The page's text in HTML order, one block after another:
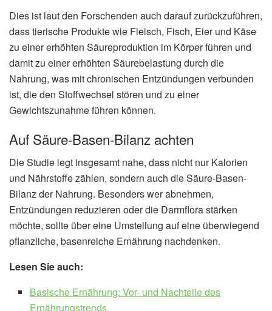
Dies ist laut den Forschenden auch darauf zurückzuführen,
dass tierische Produkte wie Fleisch, Fisch, Eier und Käse
zu einer erhöhten Säureproduktion im Körper führen und
damit zu einer erhöhten Säurebelastung durch die
Nahrung, was mit chronischen Entzündungen verbunden
ist, die den Stoffwechsel stören und zu einer
Gewichtszunahme führen können.
Auf Säure-Basen-Bilanz achten
Die Studie legt insgesamt nahe, dass nicht nur Kalorien
und Nährstoffe zählen, sondern auch die Säure-Basen-
Bilanz der Nahrung. Besonders wer abnehmen,
Entzündungen reduzieren oder die Darmflora stärken
möchte, sollte über eine Umstellung auf eine überwiegend
pflanzliche, basenreiche Ernährung nachdenken.
Lesen Sie auch:
Basische Ernährung: Vor- und Nachteile des
Ernährungstrends